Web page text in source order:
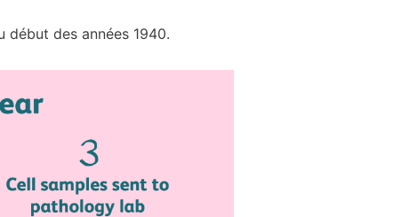
des années 1940.